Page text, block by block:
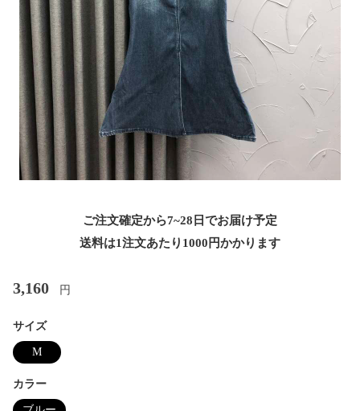
ご注文確定から7~28日でお届け予定
送料は1注文あたり 1000 円かかります
3,160 円
サイズ
M
カラー